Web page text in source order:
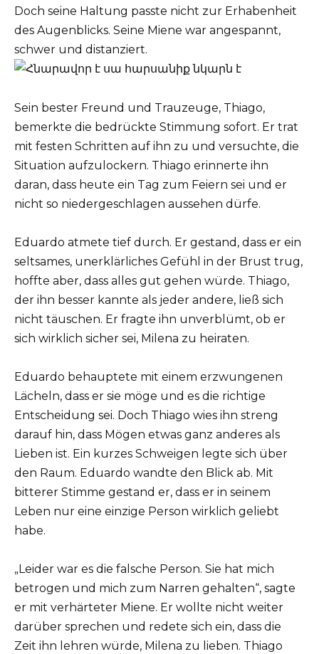
Doch seine Haltung passte nicht zur Erhabenheit
des Augenblicks. Seine Miene war angespannt,
schwer und distanziert.
Sein bester Freund und Trauzeuge, Thiago,
bemerkte die bedrückte Stimmung sofort. Er trat
mit festen Schritten auf ihn zu und versuchte, die
Situation aufzulockern. Thiago erinnerte ihn
daran, dass heute ein Tag zum Feiern sei und er
nicht so niedergeschlagen aussehen dürfe.
Eduardo atmete tief durch. Er gestand, dass er ein
seltsames, unerklärliches Gefühl in der Brust trug,
hoffte aber, dass alles gut gehen würde. Thiago,
der ihn besser kannte als jeder andere, ließ sich
nicht täuschen. Er fragte ihn unverblümt, ob er
sich wirklich sicher sei, Milena zu heiraten.
Eduardo behauptete mit einem erzwungenen
Lächeln, dass er sie möge und es die richtige
Entscheidung sei. Doch Thiago wies ihn streng
darauf hin, dass Mögen etwas ganz anderes als
Lieben ist. Ein kurzes Schweigen legte sich über
den Raum. Eduardo wandte den Blick ab. Mit
bitterer Stimme gestand er, dass er in seinem
Leben nur eine einzige Person wirklich geliebt
habe.
„Leider war es die falsche Person. Sie hat mich
betrogen und mich zum Narren gehalten“, sagte
er mit verhärteter Miene. Er wollte nicht weiter
darüber sprechen und redete sich ein, dass die
Zeit ihn lehren würde, Milena zu lieben. Thiago